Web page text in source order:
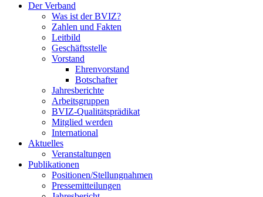
Der Verband
Was ist der BVIZ?
Zahlen und Fakten
Leitbild
Geschäftsstelle
Vorstand
Ehrenvorstand
Botschafter
Jahresberichte
Arbeitsgruppen
BVIZ-Qualitätsprädikat
Mitglied werden
International
Aktuelles
Veranstaltungen
Publikationen
Positionen/Stellungnahmen
Pressemitteilungen